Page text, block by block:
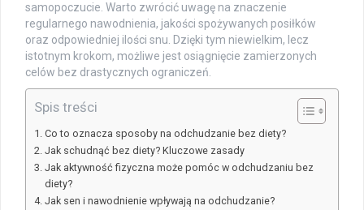
samopoczucie. Warto zwrócić uwagę na znaczenie
regularnego nawodnienia, jakości spożywanych posiłków
oraz odpowiedniej ilości snu. Dzięki tym niewielkim, lecz
istotnym krokom, możliwe jest osiągnięcie zamierzonych
celów bez drastycznych ograniczeń.
Spis treści
Co to oznacza sposoby na odchudzanie bez diety?
Jak schudnąć bez diety? Kluczowe zasady
Jak aktywność fizyczna może pomóc w odchudzaniu bez
diety?
Jak sen i nawodnienie wpływają na odchudzanie?